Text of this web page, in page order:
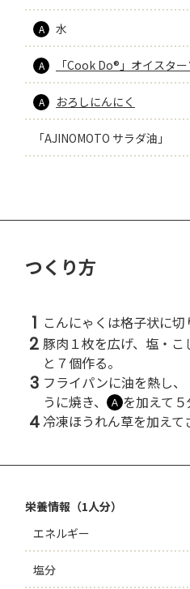
もっと見る
A 水
A 「Cook Do®」オイスタ
A おろしにんにく
「AJINOMOTO サラダ油」
つくり方
1 こんにゃくは格子状に切
2 豚肉１枚を広げ、塩・
と７個作る。
3 フライパンに油を熱し
うに焼き、
Ａ を加えて５
4冷凍ほうれん草を加えて
栄養情報（1人分）
エネルギー
塩分